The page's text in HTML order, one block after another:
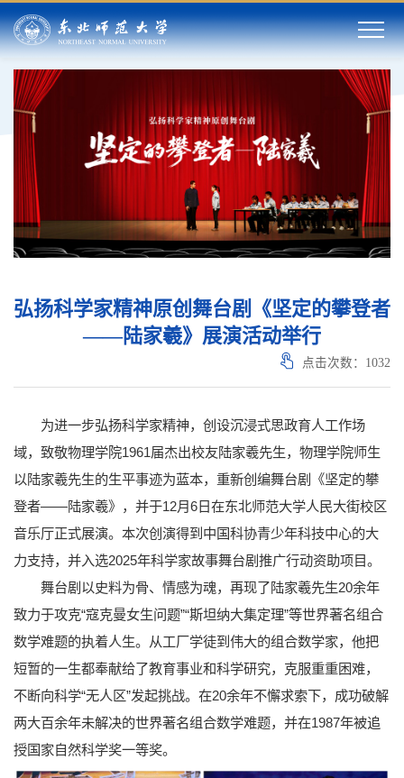
弘扬科学家精神原创舞台剧《坚定的攀登者
——陆家羲》展演活动举行
点击次数： 1032
为进一步弘扬科学家精神，创设沉浸式思政育人工作场
域，致敬物理学院1961届杰出校友陆家羲先生，物理学院师生
以陆家羲先生的生平事迹为蓝本，重新创编舞台剧《坚定的攀
登者——陆家羲》，并于12月6日在东北师范大学人民大街校区
音乐厅正式展演。本次创演得到中国科协青少年科技中心的大
力支持，并入选2025年科学家故事舞台剧推广行动资助项目。
舞台剧以史料为骨、情感为魂，再现了陆家羲先生20余年
致力于攻克“寇克曼女生问题”“斯坦纳大集定理”等世界著名组合
数学难题的执着人生。从工厂学徒到伟大的组合数学家，他把
短暂的一生都奉献给了教育事业和科学研究，克服重重困难，
不断向科学“无人区”发起挑战。在20余年不懈求索下，成功破解
两大百余年未解决的世界著名组合数学难题，并在1987年被追
授国家自然科学奖一等奖。